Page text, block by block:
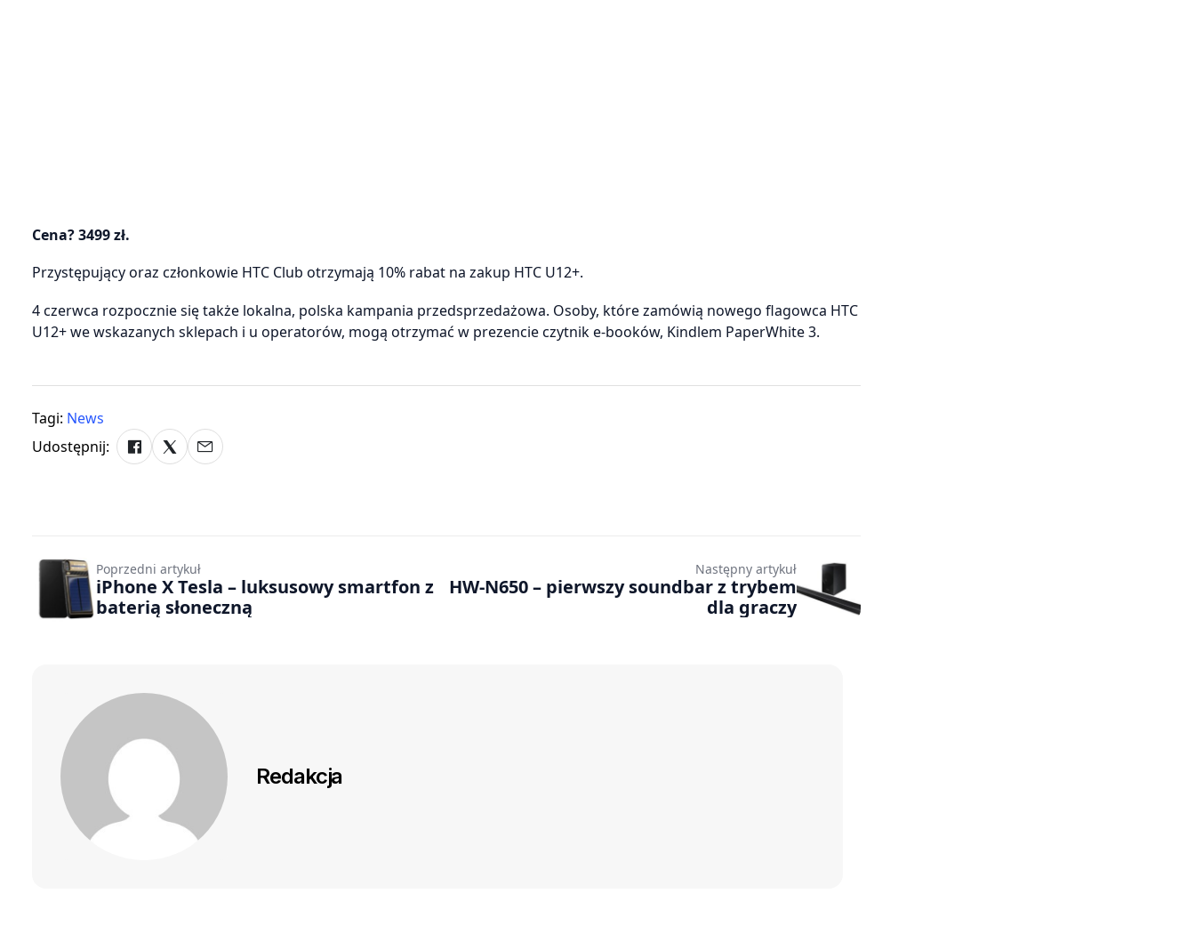
Cena? 3499 zł.
Przystępujący oraz członkowie HTC Club otrzymają 10% rabat na zakup HTC U12+.
4 czerwca rozpocznie się także lokalna, polska kampania przedsprzedażowa. Osoby, które zamówią nowego flagowca HTC
U12+ we wskazanych sklepach i u operatorów, mogą otrzymać w prezencie czytnik e-booków, Kindlem PaperWhite 3.
Tagi: News
Udostępnij:
Poprzedni artykuł
iPhone X Tesla – luksusowy smartfon z
baterią słoneczną
Następny artykuł
HW-N650 – pierwszy soundbar z trybem
dla graczy
Redakcja